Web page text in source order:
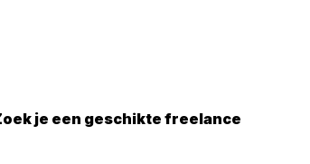
je een geschikte freelance